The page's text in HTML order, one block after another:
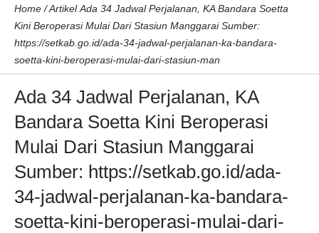
Home /Artikel Ada 34 Jadwal Perjalanan, KA Bandara Soetta
Kini Beroperasi Mulai Dari Stasiun Manggarai Sumber:
https://setkab.go.id/ada-34-jadwal-perjalanan-ka-bandara-
soetta-kini-beroperasi-mulai-dari-stasiun-man
Ada 34 Jadwal Perjalanan, KA
Bandara Soetta Kini Beroperasi
Mulai Dari Stasiun Manggarai
Sumber: https://setkab.go.id/ada-
34-jadwal-perjalanan-ka-bandara-
soetta-kini-beroperasi-mulai-dari-